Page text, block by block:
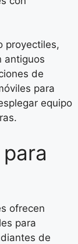
proyectiles,
antiguos
de
para
equipo
ofrecen
para
de